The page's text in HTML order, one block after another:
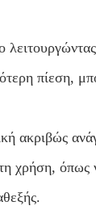
πίεση,
ακριβώς
χρήση, όπως